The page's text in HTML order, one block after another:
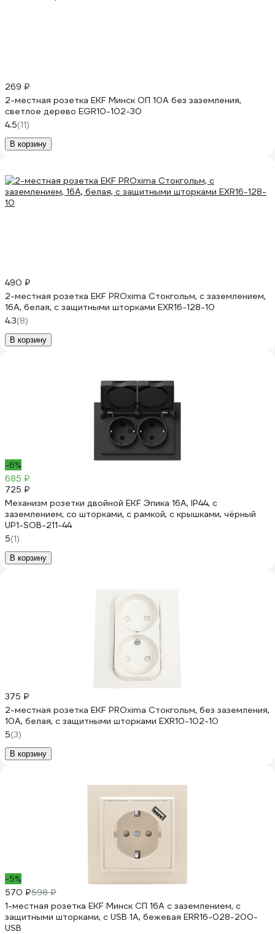
269 ₽
2-местная розетка EKF Минск ОП 10А без заземления,
светлое дерево EGR10-102-30
4.5(11)
В корзину
490 ₽
2-местная розетка EKF PROxima Стокгольм, с заземлением,
16А, белая, с защитными шторками EXR16-128-10
4.3(8)
В корзину
-6%
685 ₽
725 ₽
Механизм розетки двойной EKF Эпика 16А, IP44, с
заземлением, со шторками, с рамкой, с крышками, чёрный
UP1-SOB-211-44
5(1)
В корзину
375 ₽
2-местная розетка EKF PROxima Стокгольм, без заземления,
10А, белая, с защитными шторками EXR10-102-10
5(3)
В корзину
-5%
570 ₽598 ₽
1-местная розетка EKF Минск СП 16А с заземлением, с
защитными шторками, с USB 1А, бежевая ERR16-028-200-
USB